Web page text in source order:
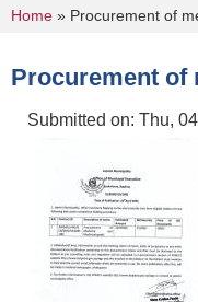
You are here
Home » Procurement of
Procurement of
Submitted on: Thu,